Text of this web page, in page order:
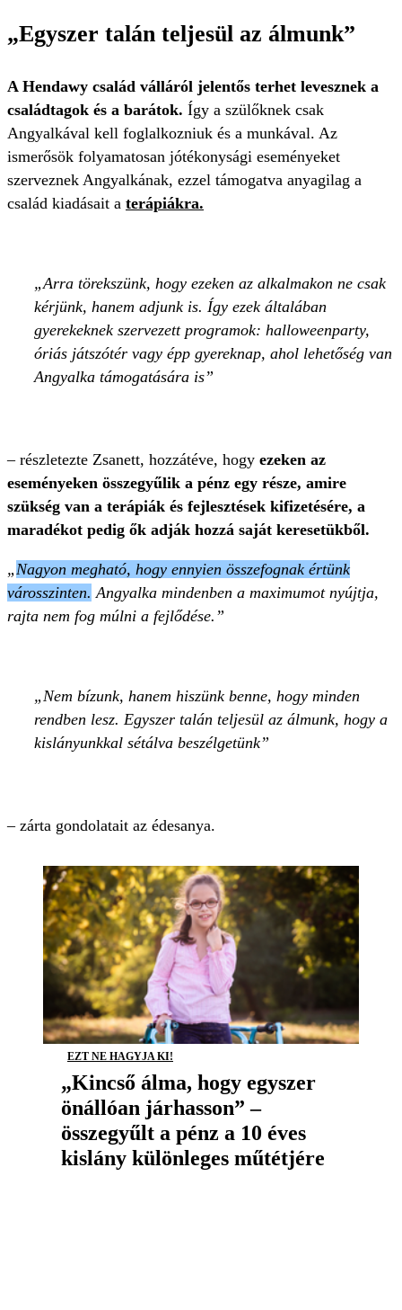
„Egyszer talán teljesül az álmunk”
A Hendawy család válláról jelentős terhet levesznek a
családtagok és a barátok. Így a szülőknek csak
Angyalkával kell foglalkozniuk és a munkával. Az
ismerősök folyamatosan jótékonysági eseményeket
szerveznek Angyalkának, ezzel támogatva anyagilag a
család kiadásait a terápiákra.
Arra törekszünk, hogy ezeken az alkalmakon ne csak
kérjünk, hanem adjunk is. Így ezek általában
gyerekeknek szervezett programok: halloweenparty,
óriás játszótér vagy épp gyereknap, ahol lehetőség van
Angyalka támogatására is
– részletezte Zsanett, hozzátéve, hogy ezeken az
eseményeken összegyűlik a pénz egy része, amire
szükség van a terápiák és fejlesztések kifizetésére, a
maradékot pedig ők adják hozzá saját keresetükből.
„Nagyon megható, hogy ennyien összefognak értünk
városszinten. Angyalka mindenben a maximumot nyújtja,
rajta nem fog múlni a fejlődése.”
Nem bízunk, hanem hiszünk benne, hogy minden
rendben lesz. Egyszer talán teljesül az álmunk, hogy a
kislányunkkal sétálva beszélgetünk
– zárta gondolatait az édesanya.
EZT NE HAGYJA KI!
„Kincső álma, hogy egyszer
önállóan járhasson” –
összegyűlt a pénz a 10 éves
kislány különleges műtétjére